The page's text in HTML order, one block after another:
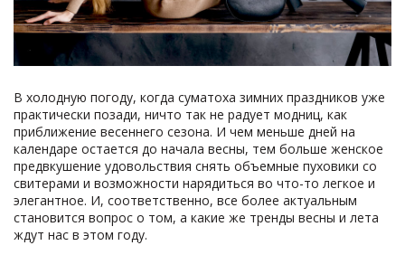
В холодную погоду, когда суматоха зимних праздников уже
практически позади, ничто так не радует модниц, как
приближение весеннего сезона. И чем меньше дней на
календаре остается до начала весны, тем больше женское
предвкушение удовольствия снять объемные пуховики со
свитерами и возможности нарядиться во что-то легкое и
элегантное. И, соответственно, все более актуальным
становится вопрос о том, а какие же тренды весны и лета
ждут нас в этом году.